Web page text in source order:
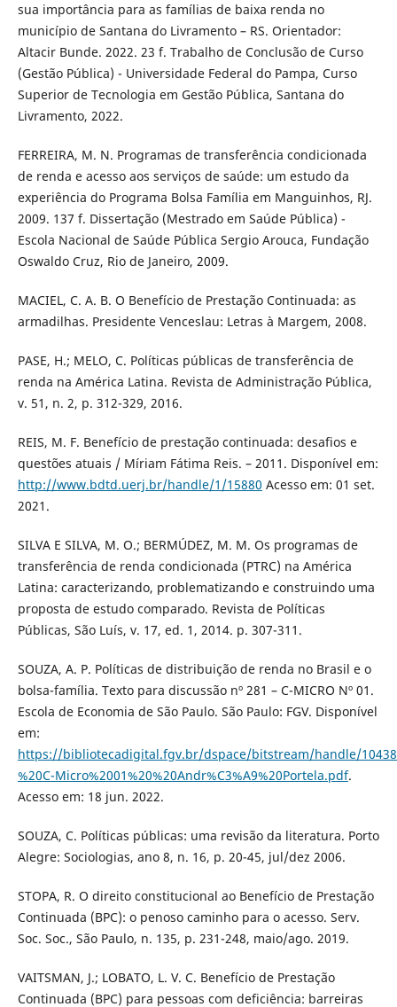
sua importância para as famílias de baixa renda no
município de Santana do Livramento – RS. Orientador:
Altacir Bunde. 2022. 23 f. Trabalho de Conclusão de Curso
(Gestão Pública) - Universidade Federal do Pampa, Curso
Superior de Tecnologia em Gestão Pública, Santana do
Livramento, 2022.
FERREIRA, M. N. Programas de transferência condicionada
de renda e acesso aos serviços de saúde: um estudo da
experiência do Programa Bolsa Família em Manguinhos, RJ.
2009. 137 f. Dissertação (Mestrado em Saúde Pública) -
Escola Nacional de Saúde Pública Sergio Arouca, Fundação
Oswaldo Cruz, Rio de Janeiro, 2009.
MACIEL, C. A. B. O Benefício de Prestação Continuada: as
armadilhas. Presidente Venceslau: Letras à Margem, 2008.
PASE, H.; MELO, C. Políticas públicas de transferência de
renda na América Latina. Revista de Administração Pública,
v. 51, n. 2, p. 312-329, 2016.
REIS, M. F. Benefício de prestação continuada: desafios e
questões atuais / Míriam Fátima Reis. – 2011. Disponível em:
http://www.bdtd.uerj.br/handle/1/15880 Acesso em: 01 set.
2021.
SILVA E SILVA, M. O.; BERMÚDEZ, M. M. Os programas de
transferência de renda condicionada (PTRC) na América
Latina: caracterizando, problematizando e construindo uma
proposta de estudo comparado. Revista de Políticas
Públicas, São Luís, v. 17, ed. 1, 2014. p. 307-311.
SOUZA, A. P. Políticas de distribuição de renda no Brasil e o
bolsa-família. Texto para discussão nº 281 – C-MICRO Nº 01.
Escola de Economia de São Paulo. São Paulo: FGV. Disponível
em:
https://bibliotecadigital.fgv.br/dspace/bitstream/handle/
%20C-Micro%2001%20%20Andr%C3%A9%20Portela.pdf.
Acesso em: 18 jun. 2022.
SOUZA, C. Políticas públicas: uma revisão da literatura. Porto
Alegre: Sociologias, ano 8, n. 16, p. 20-45, jul/dez 2006.
STOPA, R. O direito constitucional ao Benefício de Prestação
Continuada (BPC): o penoso caminho para o acesso. Serv.
Soc. Soc., São Paulo, n. 135, p. 231-248, maio/ago. 2019.
VAITSMAN, J.; LOBATO, L. V. C. Benefício de Prestação
Continuada (BPC) para pessoas com deficiência: barreiras